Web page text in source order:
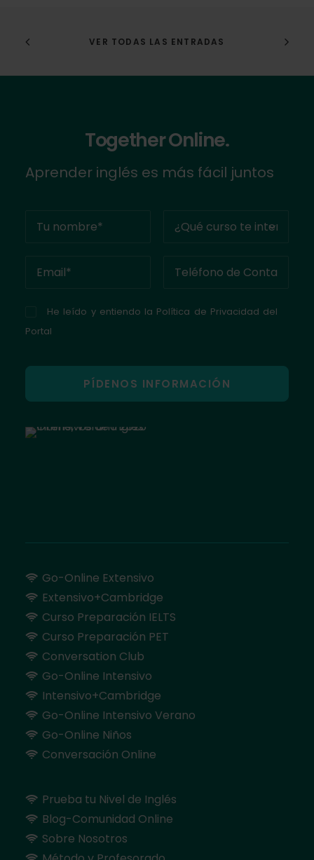
VER TODAS LAS ENTRADAS
Together Online.
Aprender inglés es más fácil juntos
He leído y entiendo la Política de Privacidad del
Portal
Go-Online Extensivo
Extensivo+Cambridge
Curso Preparación IELTS
Curso Preparación PET
Conversation Club
Go-Online Intensivo
Intensivo+Cambridge
Go-Online Intensivo Verano
Go-Online Niños
Conversación Online
Prueba tu Nivel de Inglés
Blog-Comunidad Online
Sobre Nosotros